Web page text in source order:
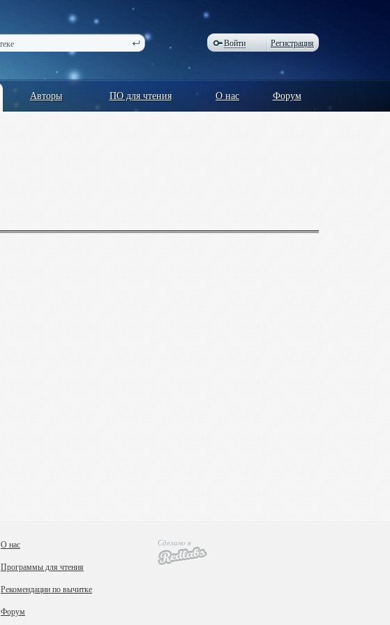
Войти Регистрация
Авторы ПО для чтения О нас Форум
О нас
Программы для чтения
Рекомендации по вычитке
Форум
Сделано в